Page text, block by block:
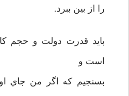
را از بين ببرد.
بايد قدرت دولت و حجم کار
است و
بسنجيم که اگر من جاي